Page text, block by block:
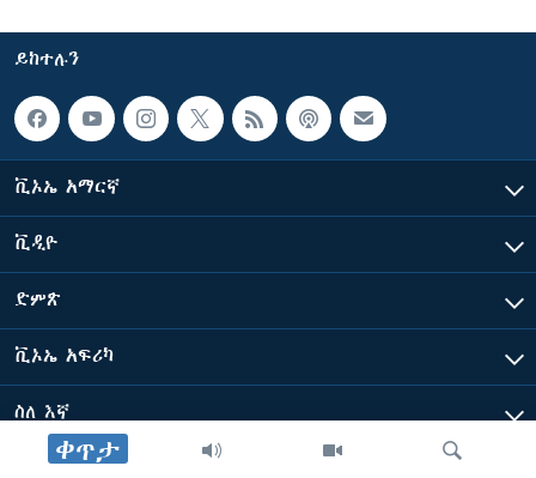
ቀጥታ
ይከተሉን
ቪኦኤ አማርኛ
ቪዲዮ
ድምጽ
ቪኦኤ አፍሪካ
ስለ እኛ